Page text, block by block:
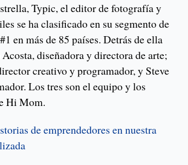
Typic, el editor de fotografía y
se ha clasificado en su segmento de
en más de 85 países. Detrás de ella
diseñadora y directora de arte;
creativo y programador, y Steve
Los tres son el equipo y los
Hi Mom.
de emprendedores en nuestra